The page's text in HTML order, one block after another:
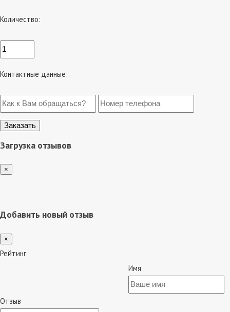
Количество:
Контактные данные:
Загрузка отзывов
×
Добавить новый отзыв
×
Рейтинг
Имя
Отзыв